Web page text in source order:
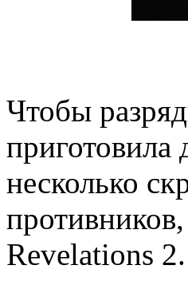
Чтобы
несколько
Revelations 2.